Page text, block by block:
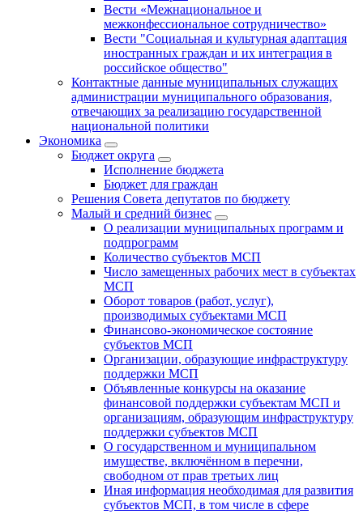
Вести «Межнациональное и
межконфессиональное сотрудничество»
Вести "Социальная и культурная адаптация
иностранных граждан и их интеграция в
российское общество"
Контактные данные муниципальных служащих
администрации муниципального образования,
отвечающих за реализацию государственной
национальной политики
Экономика
Бюджет округa
Исполнение бюджета
Бюджет для граждан
Решения Совета депутатов по бюджету
Малый и средний бизнес
О реализации муниципальных программ и
подпрограмм
Количество субъектов МСП
Число замещенных рабочих мест в субъектах
МСП
Оборот товаров (работ, услуг),
производимых субъектами МСП
Финансово-экономическое состояние
субъектов МСП
Организации, образующие инфраструктуру
поддержки МСП
Объявленные конкурсы на оказание
финансовой поддержки субъектам МСП и
организациям, образующим инфраструктуру
поддержки субъектов МСП
О государственном и муниципальном
имуществе, включённом в перечни,
свободном от прав третьих лиц
Иная информация необходимая для развития
субъектов МСП, в том числе в сфере